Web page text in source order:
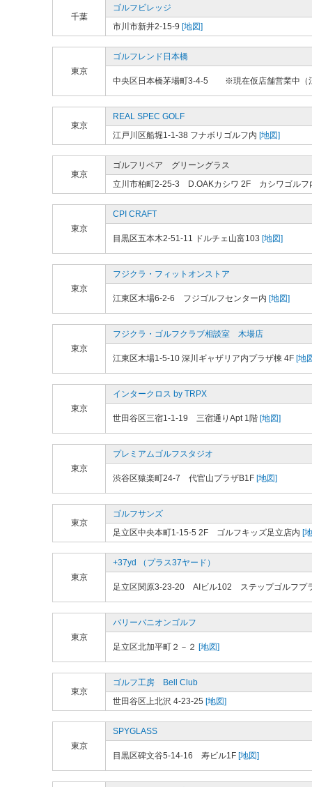
千葉
ゴルフビレッジ
市川市新井2-15-9 [地図]
東京
ゴルフレンド日本橋
中央区日本橋茅場町3-4-5 ※現在仮店舗営業中（
東京
REAL SPEC GOLF
江戸川区船堀1-1-38 フナボリゴルフ内 [地図]
東京
ゴルフリペア グリーングラス
立川市柏町2-25-3 D.OAKカシワ 2F カシワゴルフ
東京
CPI CRAFT
目黒区五本木2-51-11 ドルチェ山富103 [地図]
東京
フジクラ・フィットオンストア
江東区木場6-2-6 フジゴルフセンター内 [地図]
東京
フジクラ・ゴルフクラブ相談室 木場店
江東区木場1-5-10 深川ギャザリア内プラザ棟 4F [地
東京
インタークロス by TRPX
世田谷区三宿1-1-19 三宿通りApt 1階 [地図]
東京
プレミアムゴルフスタジオ
渋谷区猿楽町24-7 代官山プラザB1F [地図]
東京
ゴルフサンズ
足立区中央本町1-15-5 2F ゴルフキッズ足立店内 [
東京
+37yd （プラス37ヤード）
足立区関原3-23-20 AIビル102 ステップゴルフプ
東京
バリーバニオンゴルフ
足立区北加平町２－２ [地図]
東京
ゴルフ工房 Bell Club
世田谷区上北沢 4-23-25 [地図]
東京
SPYGLASS
目黒区碑文谷5-14-16 寿ビル1F [地図]